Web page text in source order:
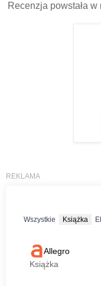
Recenzja powstała